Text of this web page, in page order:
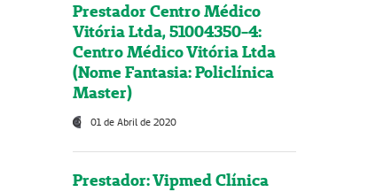
Prestador Centro Médico
Vitória Ltda, 51004350-4:
Centro Médico Vitória Ltda
(Nome Fantasia: Policlínica
Master)
01 de Abril de 2020
Prestador: Vipmed Clínica